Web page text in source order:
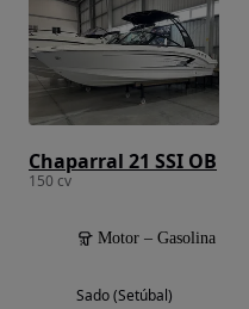
Chaparral 21 SSI OB
150 cv
Motor – Gasolina
Sado (Setúbal)